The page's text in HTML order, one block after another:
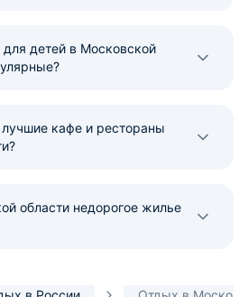
для детей в Московской
кафе и рестораны
области недорогое жилье